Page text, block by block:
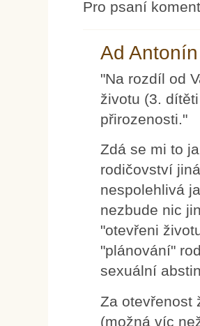
Pro psaní
Ad Antonín
"Na rozdíl od
životu (3.
přirozenosti."
Zdá se mi to
rodičovství
nespolehlivá
nezbude nic
"otevřeni
"plánování"
sexuální
Za otevřenost
(možná víc